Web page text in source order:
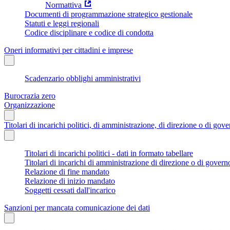
Normattiva
Documenti di programmazione strategico gestionale
Statuti e leggi regionali
Codice disciplinare e codice di condotta
Oneri informativi per cittadini e imprese
Scadenzario obblighi amministrativi
Burocrazia zero
Organizzazione
Titolari di incarichi politici, di amministrazione, di direzione o di
Titolari di incarichi politici - dati in formato tabellare
Titolari di incarichi di amministrazione di direzione o di
Relazione di fine mandato
Relazione di inizio mandato
Soggetti cessati dall'incarico
Sanzioni per mancata comunicazione dei dati